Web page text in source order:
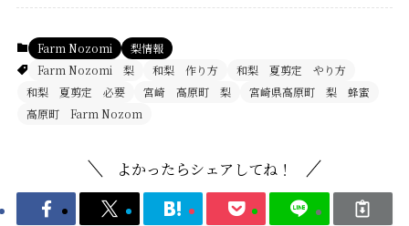
Farm Nozomi
梨情報
Farm Nozomi 梨
和梨 作り方
和梨 夏剪定 やり方
和梨 夏剪定 必要
宮崎 高原町 梨
宮崎県高原町 梨 蜂蜜
高原町 Farm Nozom
よかったらシェアしてね！